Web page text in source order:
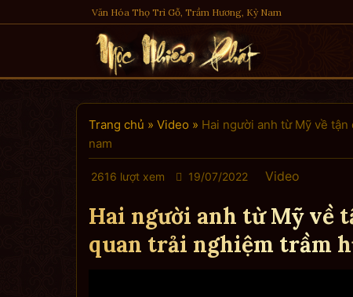
to
Văn Hóa Thọ Trì Gỗ, Trầm Hương, Kỳ Nam
Trang chủ » Video » Hai người anh từ Mỹ về
nam
2616 lượt xem 19/07/2022 Video
Hai người anh từ Mỹ về
quan trải nghiệm trầm